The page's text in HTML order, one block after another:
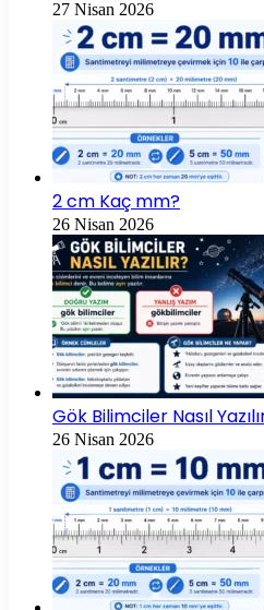
27 Nisan 2026
2 cm Kaç mm?
26 Nisan 2026
Gök Bilimciler Nasıl
26 Nisan 2026